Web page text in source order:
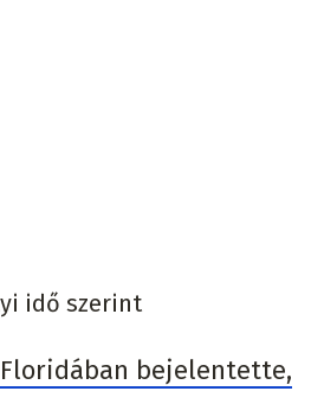
idő szerint
bejelentette,